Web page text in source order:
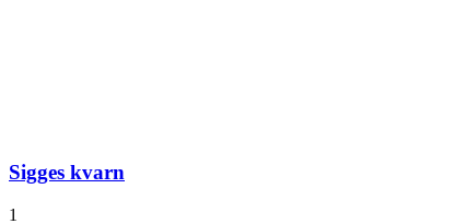
Sigges kvarn
1